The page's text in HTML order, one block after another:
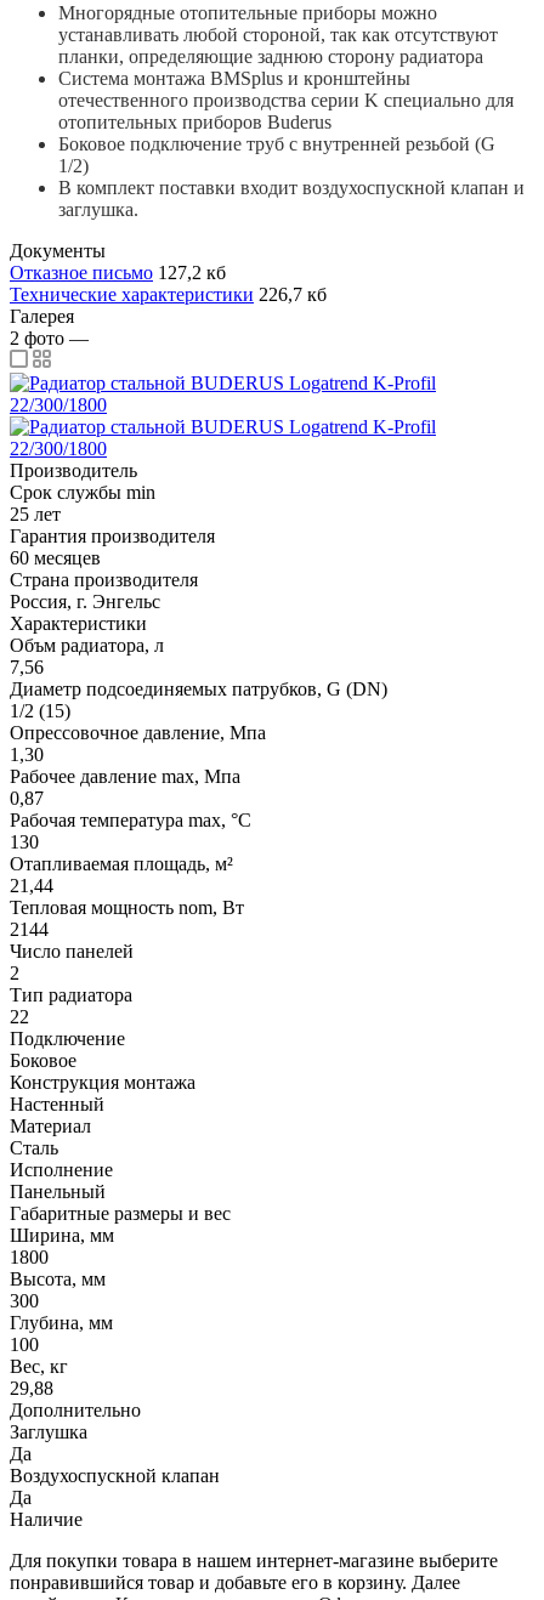
Многорядные отопительные приборы можно
устанавливать любой стороной, так как отсутствуют
планки, определяю­щие заднюю сторону радиатора
Система монтажа BMSplus и кронштей­ны
отечественного производства серии K специально для
отопительных приборов Buderus
Боковое подключение труб с внутренней резьбой (G
1/2)
В комплект поставки входит воздухо­спускной клапан и
заглушка.
Документы
Отказное письмо 127,2 кб
Технические характеристики 226,7 кб
Галерея
2 фото —
Производитель
Срок службы min
25 лет
Гарантия производителя
60 месяцев
Страна производителя
Россия, г. Энгельс
Характеристики
Объм радиатора, л
7,56
Диаметр подсоединяемых патрубков, G (DN)
1/2 (15)
Опрессовочное давление, Мпа
1,30
Рабочее давление max, Мпа
0,87
Рабочая температура max, °C
130
Отапливаемая площадь, м²
21,44
Тепловая мощность nom, Вт
2144
Число панелей
2
Тип радиатора
22
Подключение
Боковое
Конструкция монтажа
Настенный
Материал
Сталь
Исполнение
Панельный
Габаритные размеры и вес
Ширина, мм
1800
Высота, мм
300
Глубина, мм
100
Вес, кг
29,88
Дополнительно
Заглушка
Да
Воздухоспускной клапан
Да
Наличие
Для покупки товара в нашем интернет-магазине выберите
понравившийся товар и добавьте его в корзину. Далее